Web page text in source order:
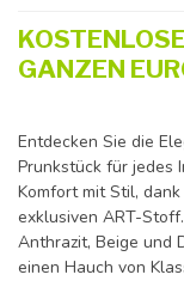
GANZEN
Entdecken Sie die
Prunkstück für jedes
Komfort mit Stil,
exklusiven ART-
Anthrazit, Beige und
einen Hauch von